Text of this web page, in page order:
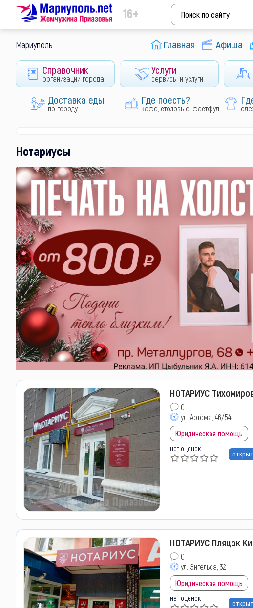
16+
Мариуполь Главная Афиша
Справочник
организации города
Услуги
сервисы и услуги
Доставка еды
по городу
Где поесть?
кафе, столовые, фастфуд
Нотариусы
НОТАРИУС
0
ул. Артёма, 46/54
Юридическая помощь
нет оценок
НОТАРИУС Пляцок
0
ул. Энгельса, 32
Юридическая помощь
нет оценок